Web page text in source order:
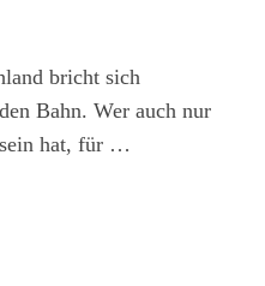
bricht sich
Bahn. Wer auch nur
hat, für …